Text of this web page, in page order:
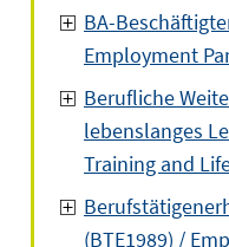
BA-
Employment
Berufliche
lebenslanges
Training and
(BTE1989) /